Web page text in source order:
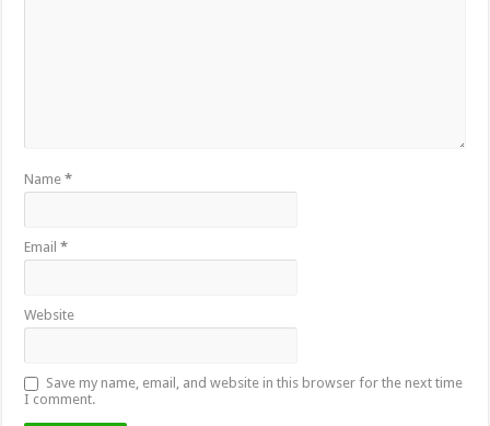
Name*
Email*
Website
Save my name, email, and website in this browser for the next time
I comment.